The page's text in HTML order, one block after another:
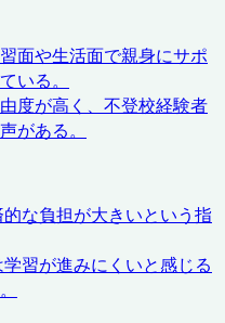
面や生活面で親身にサポ
いる。
度が高く、不登校経験者
がある。
な負担が大きいという指
習が進みにくいと感じる